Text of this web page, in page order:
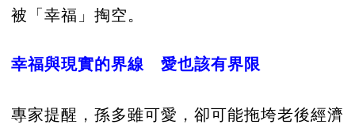
被「幸福」掏空。
幸福與現實的界線 愛也該有界限
專家提醒，孫多雖可愛，卻可能拖垮老後經濟